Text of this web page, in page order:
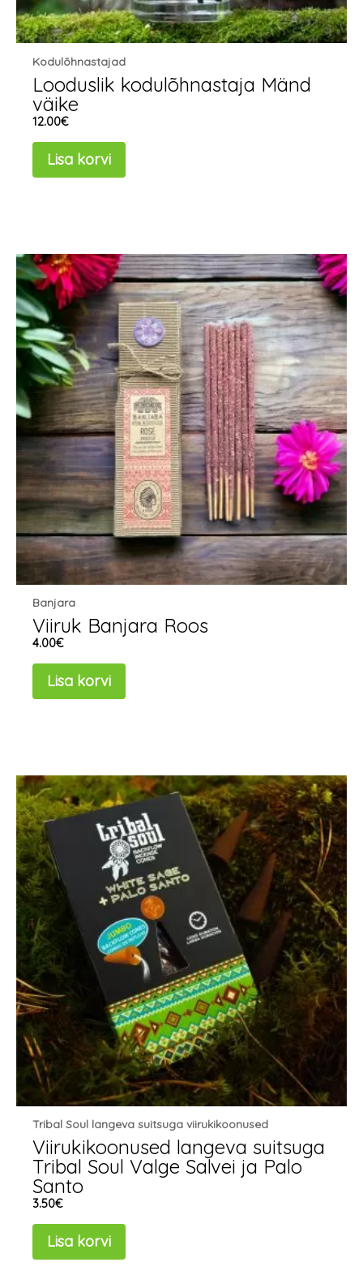
Kodulõhnastajad
Looduslik kodulõhnastaja Mänd
väike
12.00€
Lisa korvi
Banjara
Viiruk Banjara Roos
4.00€
Lisa korvi
Tribal Soul langeva suitsuga viirukikoonused
Viirukikoonused langeva suitsuga
Tribal Soul Valge Salvei ja Palo
Santo
3.50€
Lisa korvi